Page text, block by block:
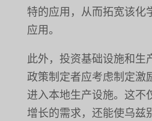
特的应用，从而拓宽该化
应用。
此外，投资基础设施和生
政策制定者应考虑制定激
进入本地生产设施。这不
增长的需求，还能使乌兹